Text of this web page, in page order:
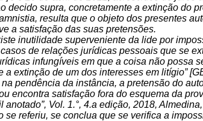
decido supra, concretamente a extinção do
resulta que o objeto dos presentes
a satisfação das suas pretensões.
inutilidade superveniente da lide por
de relações jurídicas pessoais que se
infungíveis em que a coisa não possa
a extinção de um dos interesses em litígio”
pendência da instância, a pretensão do
encontra satisfação fora do esquema da
anotado”, Vol. 1.°, 4.a edição, 2018,
se referiu, se conclua que se verifica a